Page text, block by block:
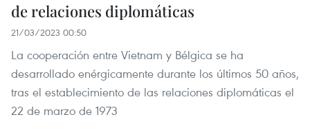
de relaciones diplomáticas
21/03/2023 00:50
La cooperación entre Vietnam y Bélgica se ha
desarrollado enérgicamente durante los últimos 50 años,
tras el establecimiento de las relaciones diplomáticas el
22 de marzo de 1973